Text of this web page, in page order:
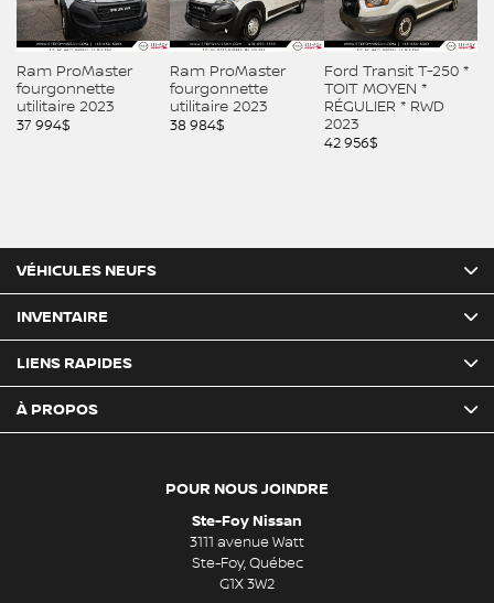
Ram ProMaster
fourgonnette
utilitaire 2023
37 994$
Ram ProMaster
fourgonnette
utilitaire 2023
38 984$
Ford Transit T-250 *
TOIT MOYEN *
RÉGULIER * RWD
2023
42 956$
POUR NOUS JOINDRE
Ste-Foy Nissan
3111 avenue Watt
Ste-Foy,Québec
G1X 3W2
VÉHICULES NEUFS
INVENTAIRE
LIENS RAPIDES
À PROPOS